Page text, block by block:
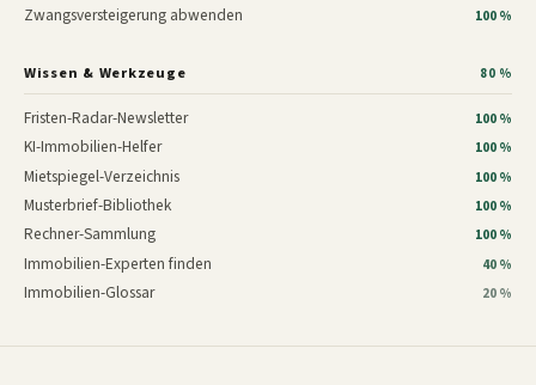
Zwangsversteigerung abwenden 100 %
Wissen & Werkzeuge 80 %
Fristen-Radar-Newsletter 100 %
KI-Immobilien-Helfer 100 %
Mietspiegel-Verzeichnis 100 %
Musterbrief-Bibliothek 100 %
Rechner-Sammlung 100 %
Immobilien-Experten finden 40 %
Immobilien-Glossar 20 %